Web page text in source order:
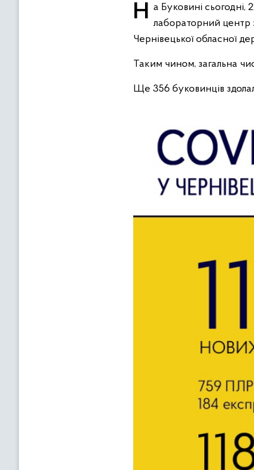
На Буковині сьогодні, 22 грудня, офіційно підтверджено 117 випадків зараження коронавірусом. Усього лабораторний центр
Чернівецької обласної
Таким чином, загальна
Ще 356 буковинців